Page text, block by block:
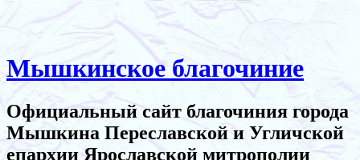
Мышкинское благочиние
Официальный сайт благочиния города
Мышкина Переславской и Угличской
епархии Ярославской митрополии